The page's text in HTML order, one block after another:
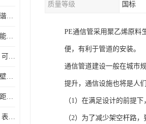
大鹏新区伟星排水管 可调谐性好 大功率 效率高
深圳永高波纹管代理 输送能力强 可以承受高温
通信管总代理 抗变能力强 可耐强震 扭曲
惠城区永高电线管批发 内壁光滑 抗震性能好
东莞伟星电线管 可实现远距离通信 频率稳定性好
通信管道供应商 施工方便 表面电阻系数大
质量等级 国标
PE通信管采用聚乙烯原料
便，有利于管道的安装。
通信管道建设一般在城市
提升，通信设施也将是人
（1）在满足设计的前提
（2）为了减少架空杆路